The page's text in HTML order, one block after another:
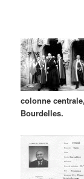
colonne
Bourdelles.